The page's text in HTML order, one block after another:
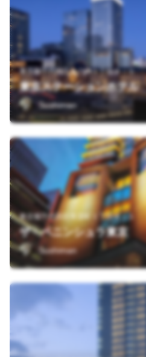
東京都千代田区丸の内１丁目９－１
東京ステーションホテル
Sushiman
東京都千代田区有楽町１丁目８－１
ザ・ペニンシュラ東京
Sushiman